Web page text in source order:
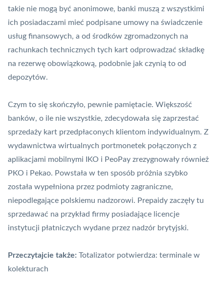
takie nie mogą być anonimowe, banki muszą z wszystkimi
ich posiadaczami mieć podpisane umowy na świadczenie
usług finansowych, a od środków zgromadzonych na
rachunkach technicznych tych kart odprowadzać składkę
na rezerwę obowiązkową, podobnie jak czynią to od
depozytów.
Czym to się skończyło, pewnie pamiętacie. Większość
banków, o ile nie wszystkie, zdecydowała się zaprzestać
sprzedaży kart przedpłaconych klientom indywidualnym. Z
wydawnictwa wirtualnych portmonetek połączonych z
aplikacjami mobilnymi
IKO i PeoPay zrezygnowały również
PKO i Pekao. Powstała w ten sposób próżnia szybko
została wypełniona przez podmioty zagraniczne,
niepodlegające polskiemu nadzorowi. Prepaidy zaczęły tu
sprzedawać na przykład firmy posiadające licencje
instytucji płatniczych wydane przez nadzór brytyjski.
Przeczytajcie także: Totalizator potwierdza: terminale w
kolekturach